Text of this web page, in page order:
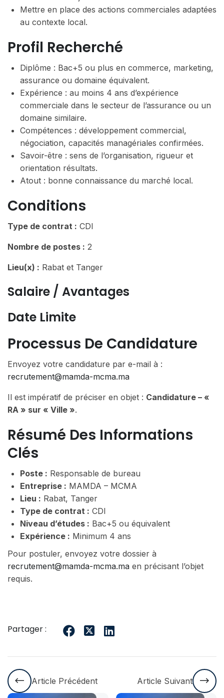
Mettre en place des actions commerciales adaptées
au contexte local.
Profil Recherché
Diplôme : Bac+5 ou plus en commerce, marketing,
assurance ou domaine équivalent.
Expérience : au moins 4 ans d’expérience
commerciale dans le secteur de l’assurance ou un
domaine similaire.
Compétences : développement commercial,
négociation, capacités managériales confirmées.
Savoir-être : sens de l’organisation, rigueur et
orientation résultats.
Atout : bonne connaissance du marché local.
Conditions
Type de contrat : CDI
Nombre de postes : 2
Lieu(x) : Rabat et Tanger
Salaire / Avantages
Date Limite
Processus De Candidature
Envoyez votre candidature par e-mail à :
recrutement@mamda-mcma.ma
Il est impératif de préciser en objet : Candidature – «
RA » sur « Ville ».
Résumé Des Informations
Clés
Poste : Responsable de bureau
Entreprise : MAMDA – MCMA
Lieu : Rabat, Tanger
Type de contrat : CDI
Niveau d’études : Bac+5 ou équivalent
Expérience : Minimum 4 ans
Pour postuler, envoyez votre dossier à
recrutement@mamda-mcma.ma en précisant l’objet
requis.
Partager :
Article Précédent Article Suivant